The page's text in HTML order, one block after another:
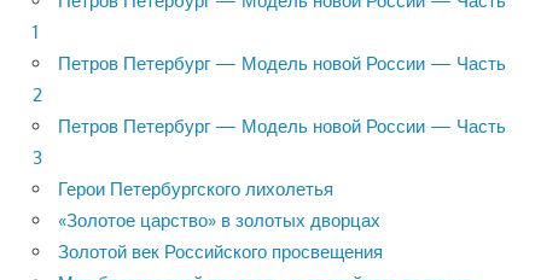
1
Петров Петербург — Модель новой России — Часть
2
Петров Петербург — Модель новой России — Часть
3
Герои Петербургского лихолетья
«Золотое царство» в золотых дворцах
Золотой век Российского просвещения